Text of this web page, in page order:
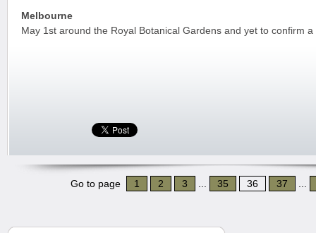
Melbourne
May 1st around the Royal Botanical Gardens and yet to confirm a
Go to page 1 2 3 35 36 37